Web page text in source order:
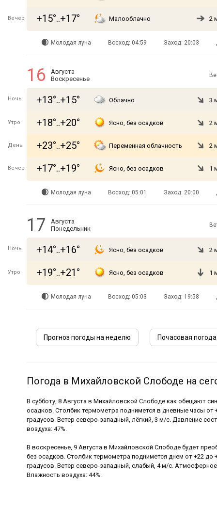
Вечер +15°..+17° Малооблачно 2
Молодая луна Восход: 04:59 Заход: 20:03
16
Августа
Воскресенье
Ночь +13°..+15° Облачно 3
Утро +18°..+20° Ясно, без осадков 2
День +23°..+25° Переменная облачность 2
Вечер +17°..+19° Ясно, без осадков 1
Молодая луна Восход: 05:01 Заход: 20:00
17
Августа
Понедельник
Ночь +14°..+16° Ясно, без осадков 2
Утро +19°..+21° Ясно, без осадков 1
Молодая луна Восход: 05:03 Заход: 19:58
Прогноз погоды на неделю Почасовая
Погода в Михайловской Слободе на
В субботу, 8 Августа в Михайловской Слободе как обещают
осадков. Столбик термометра поднимется в дневные часы от
градусов. Ветер северо-западный, лёгкий, 3 м/с. Давление
воздуха: 47%.
В воскресенье, 9 Августа в Михайловской Слободе будет
без осадков. Столбик термометра поднимется днем от +22 до
градусов. Ветер северо-западный, слабый, 4 м/с.
Влажность воздуха: 44%.